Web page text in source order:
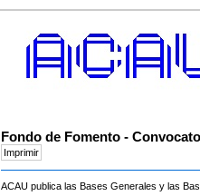
Fondo de Fomento -
ACAU publica las Bases Generales y las